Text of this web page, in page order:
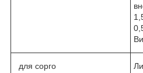
для сорго